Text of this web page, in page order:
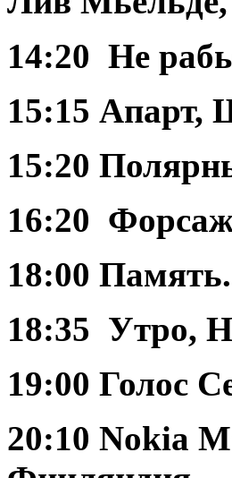
14:20 Не
15:15 Апарт,
15:20
16:20
18:00
18:35 Утро,
19:00 Голос
20:10 Nokia